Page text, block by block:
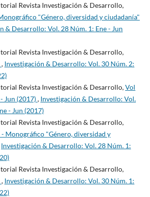
Revista Investigación & Desarrollo,
"Género, diversidad y ciudadanía"
& Desarrollo: Vol. 28 Núm. 1: Ene - Jun
Revista Investigación & Desarrollo,
, Investigación & Desarrollo: Vol. 30 Núm. 2:
Revista Investigación & Desarrollo,Vol
Jun (2017), Investigación & Desarrollo: Vol.
- Jun (2017)
Revista Investigación & Desarrollo,
Monográfico "Género, diversidad y
Investigación & Desarrollo: Vol. 28 Núm. 1:
Revista Investigación & Desarrollo,
, Investigación & Desarrollo: Vol. 30 Núm. 1: